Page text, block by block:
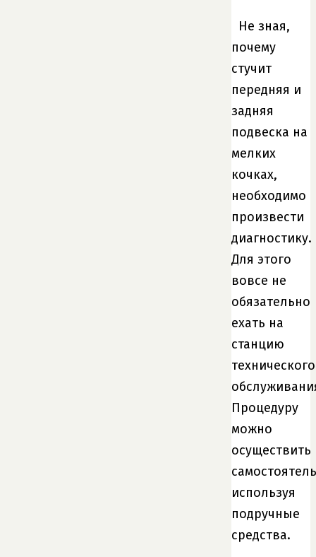
Не зная,
почему
стучит
передняя и
задняя
подвеска на
мелких
кочках,
необходимо
произвести
диагностику.
Для этого
вовсе не
обязательно
ехать на
станцию
технического
Процедуру
можно
осуществить
используя
подручные
средства.